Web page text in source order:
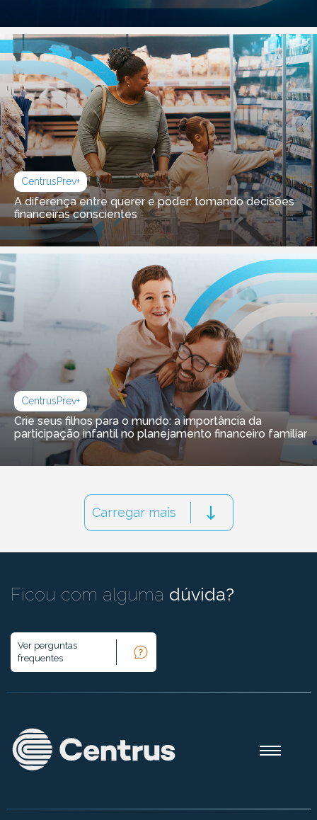
CentrusPrev+
A diferença entre querer e poder: tomando decisões
financeiras conscientes
CentrusPrev+
Crie seus filhos para o mundo: a importância da
participação infantil no planejamento financeiro familiar
Carregar mais
Ficou com alguma dúvida?
Ver perguntas
frequentes